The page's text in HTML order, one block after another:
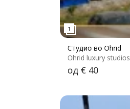
Студио во Ohrid
Ohrid luxury studios
од € 40